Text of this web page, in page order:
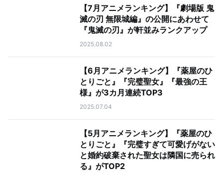
【7月アニメランキング】『劇場版 鬼
滅の刃 無限城編』の公開にあわせて
『鬼滅の刃』が軒並みランクアップ
2025.08.02
【6月アニメランキング】『薬屋のひ
とりごと』『完璧聖女』『最強の王
様』が3カ月連続TOP3
2025.07.04
【5月アニメランキング】『薬屋のひ
とりごと』『完璧すぎて可愛げがない
と婚約破棄された聖女は隣国に売られ
る』がTOP2